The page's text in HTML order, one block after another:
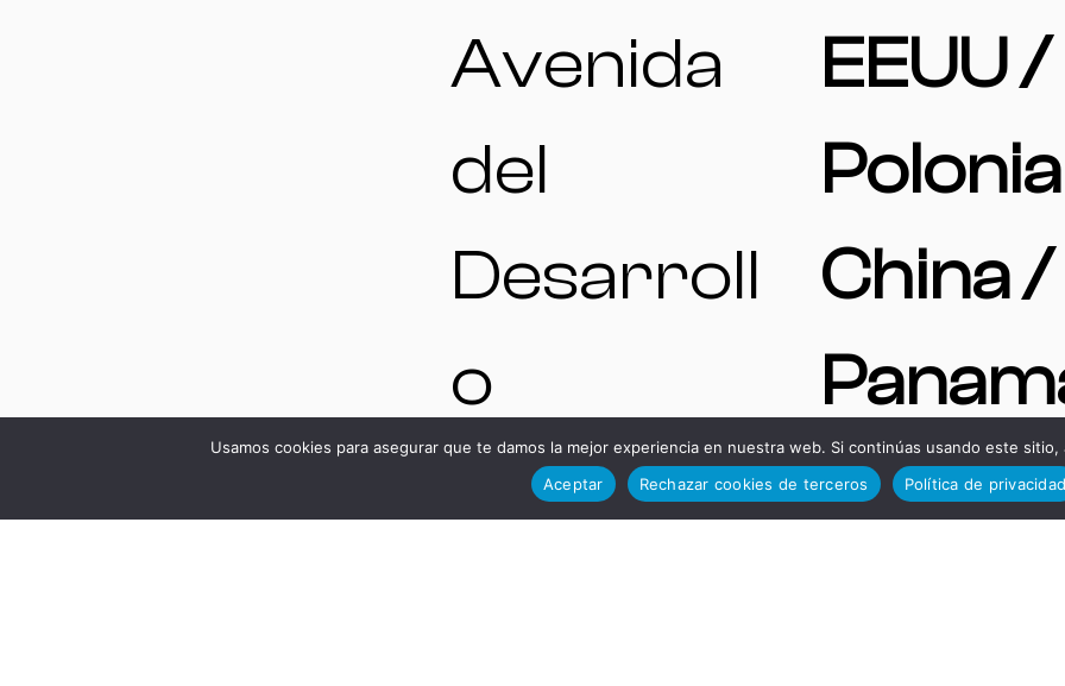
Avenida
del
Desarroll
o
Tecnológ
EEUU /
China /
Usamos cookies para asegurar que te damos la mejor experiencia en nuestra web. Si continúas usando este
Aceptar
Rechazar cookies de terceros Política de